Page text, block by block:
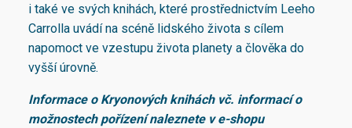
i také ve svých knihách, které prostřednictvím Leeho
Carrolla uvádí na scéně lidského života s cílem
napomoct ve vzestupu života planety a člověka do
vyšší úrovně.
Informace o Kryonových knihách vč. informací o
možnostech pořízení naleznete v e-shopu